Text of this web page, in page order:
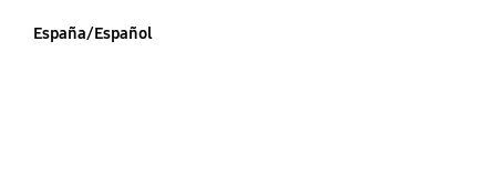
España/Español